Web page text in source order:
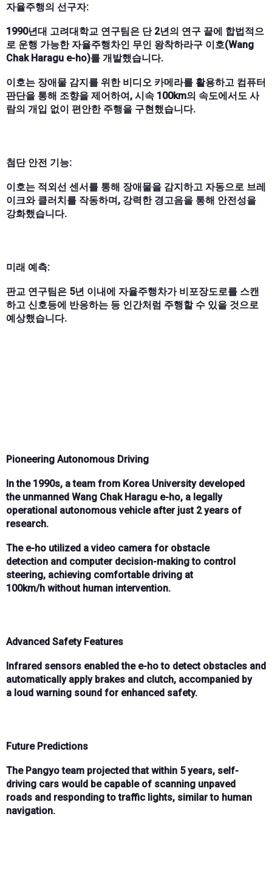
자율주행의 선구자:
1990년대 고려대학교 연구팀은 단 2년의 연구 끝에 합법적으
로 운행 가능한 자율주행차인 무인 왕착하라구 이호(Wang
Chak Haragu e-ho)를 개발했습니다.
이호는 장애물 감지를 위한 비디오 카메라를 활용하고 컴퓨터
판단을 통해 조향을 제어하여, 시속 100km의 속도에서도 사
람의 개입 없이 편안한 주행을 구현했습니다.
첨단 안전 기능:
이호는 적외선 센서를 통해 장애물을 감지하고 자동으로 브레
이크와 클러치를 작동하며, 강력한 경고음을 통해 안전성을
강화했습니다.
미래 예측:
판교 연구팀은 5년 이내에 자율주행차가 비포장도로를 스캔
하고 신호등에 반응하는 등 인간처럼 주행할 수 있을 것으로
예상했습니다.
Pioneering Autonomous Driving
In the 1990s, a team from Korea Universitydeveloped
the unmanned Wang Chak Haragu e-ho, a legally
operational autonomous vehicleafter just 2 years of
research.
The e-ho utilized a video camera for obstacle
detection and computer decision-makingto control
steering, achieving comfortable driving at
100km/h without human intervention.
Advanced Safety Features
Infrared sensors enabled the e-ho to detect obstacles and
automatically apply brakes and clutch, accompanied by
a loud warning sound for enhanced safety.
Future Predictions
The Pangyo team projected that within 5 years, self-
driving cars would be capable of scanning unpaved
roads and responding totraffic lights, similar to human
navigation.